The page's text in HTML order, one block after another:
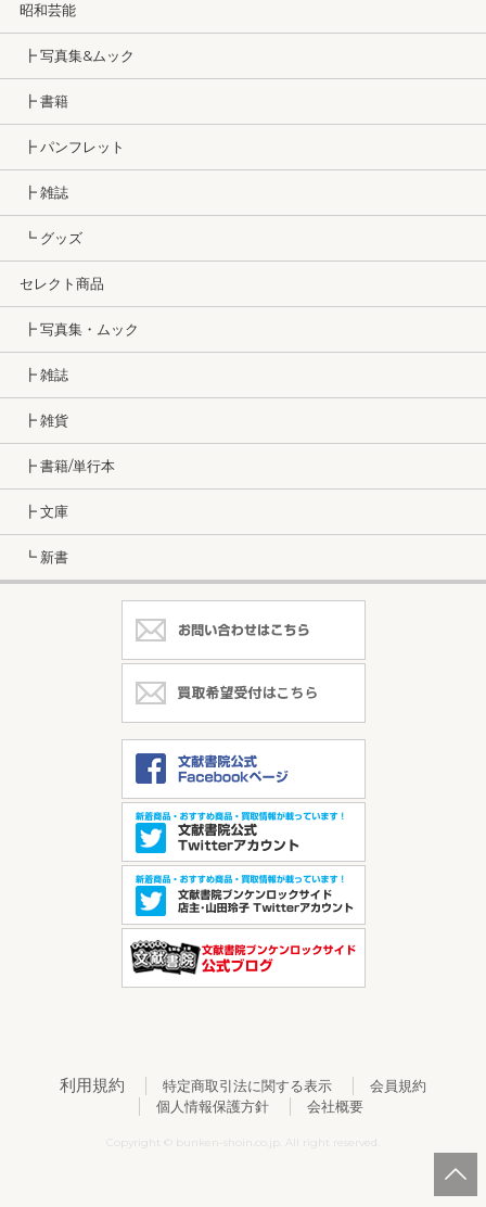
昭和芸能
┣ 写真集&ムック
┣ 書籍
┣ パンフレット
┣ 雑誌
┗ グッズ
セレクト商品
┣ 写真集・ムック
┣ 雑誌
┣ 雑貨
┣ 書籍/単行本
┣ 文庫
┗ 新書
利用規約 特定商取引法に関する表示
会員規約
個人情報保護方針
会社概要
Copyright © bunken-shoin.co.jp. All right reserved.